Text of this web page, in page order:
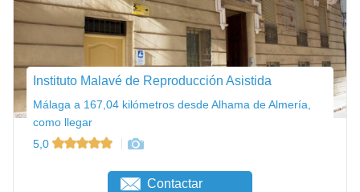
Instituto Malavé de Reproducción Asistida
Málaga a 167,04 kilómetros desde Alhama de Almería,
como llegar
5,0
Contactar